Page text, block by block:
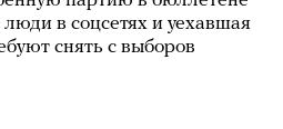
в соцсетях и уехавшая
снять с выборов